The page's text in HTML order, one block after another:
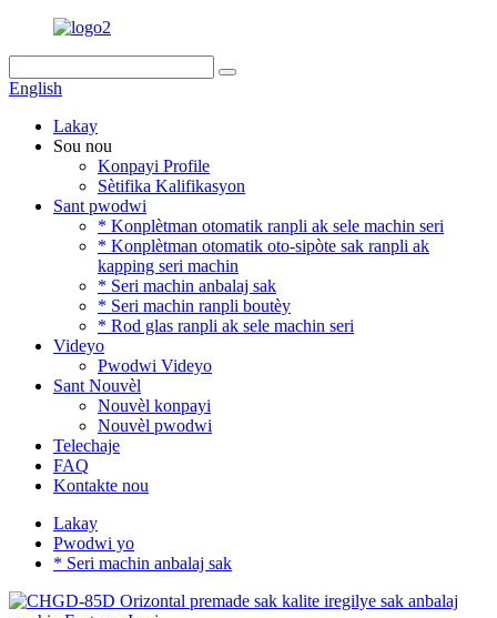
English
Lakay
Sou nou
Konpayi Profile
Sètifika Kalifikasyon
Sant pwodwi
* Konplètman otomatik ranpli ak sele machin seri
* Konplètman otomatik oto-sipòte sak ranpli ak
kapping seri machin
* Seri machin anbalaj sak
* Seri machin ranpli boutèy
* Rod glas ranpli ak sele machin seri
Videyo
Pwodwi Videyo
Sant Nouvèl
Nouvèl konpayi
Nouvèl pwodwi
Telechaje
FAQ
Kontakte nou
Lakay
Pwodwi yo
* Seri machin anbalaj sak